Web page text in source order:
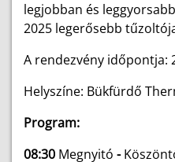
legjobban és
2025 legerősebb
A rendezvény időpontja:
Helyszíne: Bükfürdő
Program:
08:30 Megnyitó -